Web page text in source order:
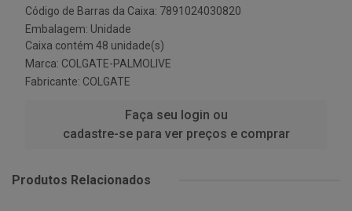
Código de Barras da Caixa: 7891024030820
Embalagem: Unidade
Caixa contém 48 unidade(s)
Marca: COLGATE-PALMOLIVE
Fabricante: COLGATE
Faça seu login ou
cadastre-se para ver preços e comprar
Produtos Relacionados